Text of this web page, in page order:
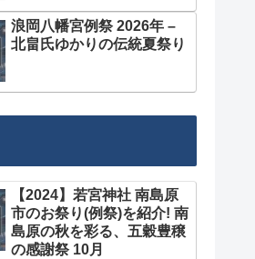
浪岡八幡宮例祭 2026年 –
北畠氏ゆかりの伝統夏祭り
【2024】若宮神社 南島原
市のお祭り(例祭)を紹介! 南
島原の秋を彩る、五穀豊穣
の感謝祭 10月